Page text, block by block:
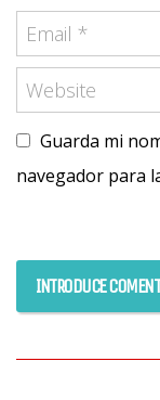
Guarda mi
navegador para